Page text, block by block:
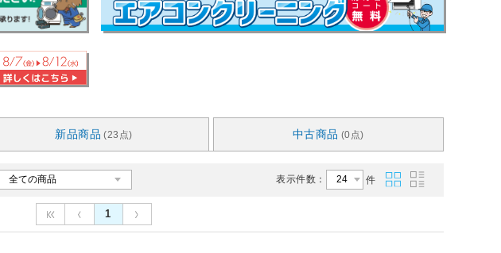
新品商品 (23点) 中古商品 (0点)
表示件数： 件
1